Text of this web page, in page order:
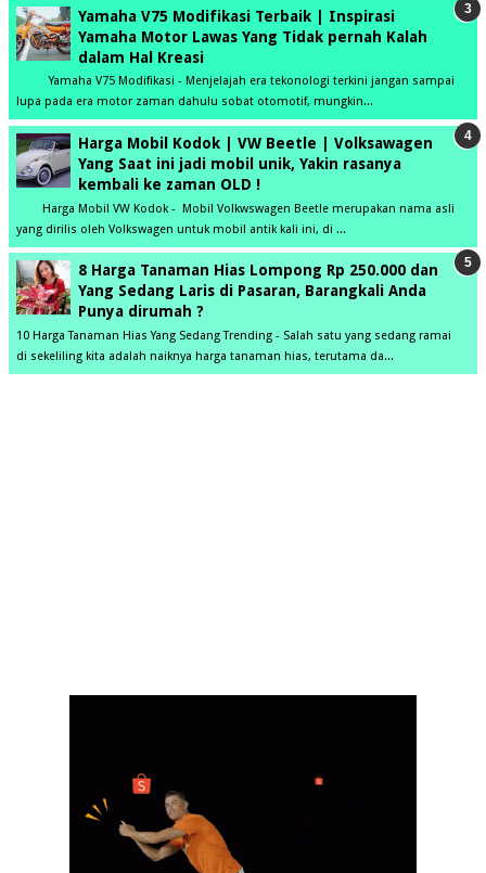
Yamaha V75 Modifikasi Terbaik | Inspirasi
Yamaha Motor Lawas Yang Tidak pernah Kalah
dalam Hal Kreasi
Yamaha V75 Modifikasi - Menjelajah era tekonologi terkini jangan sampai
lupa pada era motor zaman dahulu sobat otomotif, mungkin...
Harga Mobil Kodok | VW Beetle | Volksawagen
Yang Saat ini jadi mobil unik, Yakin rasanya
kembali ke zaman OLD !
Harga Mobil VW Kodok - Mobil Volkwswagen Beetle merupakan nama asli
yang dirilis oleh Volkswagen untuk mobil antik kali ini, di ...
8 Harga Tanaman Hias Lompong Rp 250.000 dan
Yang Sedang Laris di Pasaran, Barangkali Anda
Punya dirumah ?
10 Harga Tanaman Hias Yang Sedang Trending - Salah satu yang sedang ramai
di sekeliling kita adalah naiknya harga tanaman hias, terutama da...